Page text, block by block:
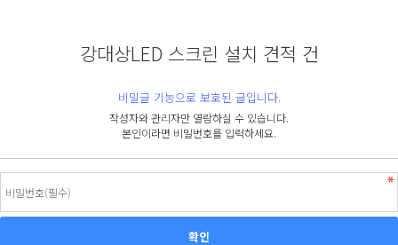
강대상LED 스크린 설치 견적 건
비밀글 기능으로 보호된 글입니다.
작성자와 관리자만 열람하실 수 있습니다.
본인이라면 비밀번호를 입력하세요.